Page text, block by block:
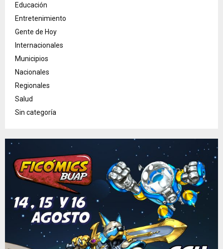
Educación
Entretenimiento
Gente de Hoy
Internacionales
Municipios
Nacionales
Regionales
Salud
Sin categoría